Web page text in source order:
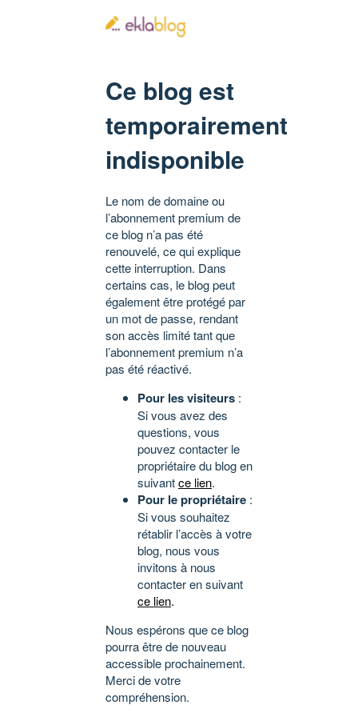
Ce blog est
temporairement
indisponible
Le nom de domaine ou
l’abonnement premium de
ce blog n’a pas été
renouvelé, ce qui explique
cette interruption. Dans
certains cas, le blog peut
également être protégé par
un mot de passe, rendant
son accès limité tant que
l’abonnement premium n’a
pas été réactivé.
Pour les visiteurs :
Si vous avez des
questions, vous
pouvez contacter le
propriétaire du blog en
suivantce lien.
Pour le propriétaire :
Si vous souhaitez
rétablir l’accès à votre
blog, nous vous
invitons à nous
contacter en suivant
ce lien.
Nous espérons que ce blog
pourra être de nouveau
accessible prochainement.
Merci de votre
compréhension.